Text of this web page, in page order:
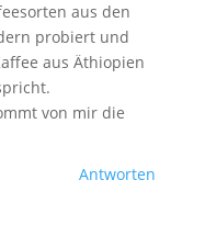
aus den
probiert und
aus Äthiopien
von mir die
Antworten